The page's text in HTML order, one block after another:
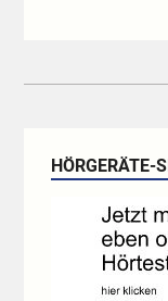
HÖRGERÄTE-